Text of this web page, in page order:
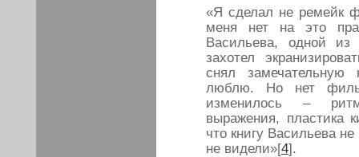
«Я сделал не ремейк
меня нет на это
Васильева, одной
захотел
снял
люблю. Но нет
изменилось –
выражения, пластика
что книгу Васильева
не видели»[4].